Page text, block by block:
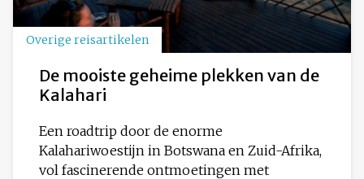
Overige reisartikelen
De mooiste geheime plekken van de
Kalahari
Een roadtrip door de enorme
Kalahariwoestijn in Botswana en Zuid-Afrika,
vol fascinerende ontmoetingen met